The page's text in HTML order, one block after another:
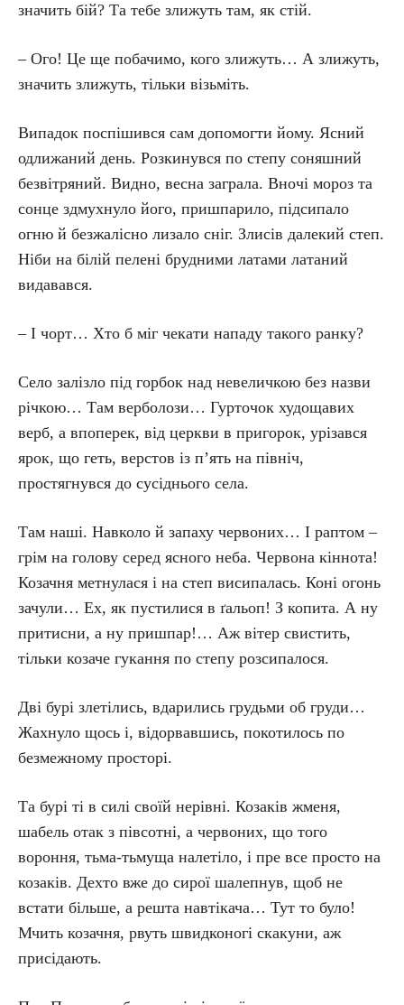
значить бій? Та тебе злижуть там, як стій.
– Ого! Це ще побачимо, кого злижуть… А злижуть,
значить злижуть, тільки візьміть.
Випадок поспішився сам допомогти йому. Ясний
одлижаний день. Розкинувся по степу соняшний
безвітряний. Видно, весна заграла. Вночі мороз та
сонце здмухнуло його, пришпарило, підсипало
огню й безжалісно лизало сніг. Злисів далекий степ.
Ніби на білій пелені брудними латами латаний
видавався.
– І чорт… Хто б міг чекати нападу такого ранку?
Село залізло під горбок над невеличкою без назви
річкою… Там верболози… Гурточок худощавих
верб, а впоперек, від церкви в пригорок, урізався
ярок, що геть, верстов із п’ять на північ,
простягнувся до сусіднього села.
Там наші. Навколо й запаху червоних… І раптом –
грім на голову серед ясного неба. Червона кіннота!
Козачня метнулася і на степ висипалась. Коні огонь
зачули… Ех, як пустилися в ґальоп! З копита. А ну
притисни, а ну пришпар!… Аж вітер свистить,
тільки козаче гукання по степу розсипалося.
Дві бурі злетілись, вдарились грудьми об груди…
Жахнуло щось і, відорвавшись, покотилось по
безмежному просторі.
Та бурі ті в силі своїй нерівні. Козаків жменя,
шабель отак з півсотні, а червоних, що того
вороння, тьма-тьмуща налетіло, і пре все просто на
козаків. Дехто вже до сирої шалепнув, щоб не
встати більше, а решта навтікача… Тут то було!
Мчить козачня, рвуть швидконогі скакуни, аж
присідають.